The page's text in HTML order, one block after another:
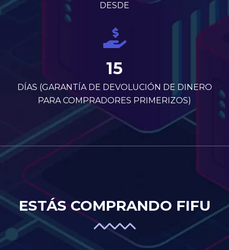
DESDE
15
DÍAS (GARANTÍA DE DEVOLUCIÓN DE DINERO
PARA COMPRADORES PRIMERIZOS)
ESTÁS COMPRANDO FIFU